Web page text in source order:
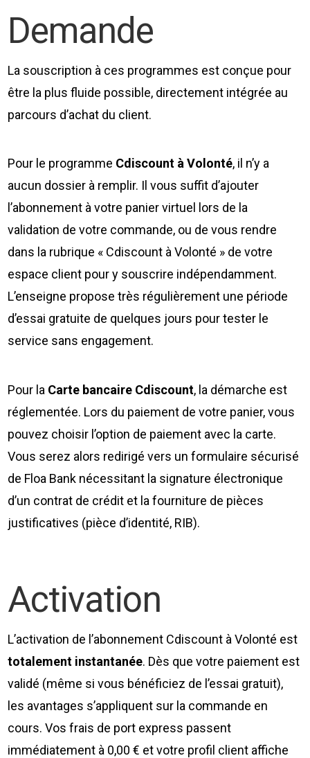
Demande
La souscription à ces programmes est conçue pour
être la plus fluide possible, directement intégrée au
parcours d’achat du client.
Pour le programme Cdiscount à Volonté, il n’y a
aucun dossier à remplir. Il vous suffit d’ajouter
l’abonnement à votre panier virtuel lors de la
validation de votre commande, ou de vous rendre
dans la rubrique « Cdiscount à Volonté » de votre
espace client pour y souscrire indépendamment.
L’enseigne propose très régulièrement une période
d’essai gratuite de quelques jours pour tester le
service sans engagement.
Pour la Carte bancaire Cdiscount, la démarche est
réglementée. Lors du paiement de votre panier, vous
pouvez choisir l’option de paiement avec la carte.
Vous serez alors redirigé vers un formulaire sécurisé
de Floa Bank nécessitant la signature électronique
d’un contrat de crédit et la fourniture de pièces
justificatives (pièce d’identité, RIB).
Activation
L’activation de l’abonnement Cdiscount à Volonté est
totalement instantanée. Dès que votre paiement est
validé (même si vous bénéficiez de l’essai gratuit),
les avantages s’appliquent sur la commande en
cours. Vos frais de port express passent
immédiatement à 0,00 € et votre profil client affiche